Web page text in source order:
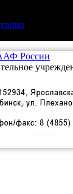
России